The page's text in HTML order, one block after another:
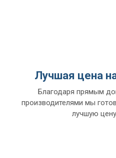
Лучшая цена
Благодаря прямым
производителями мы
лучшую цену